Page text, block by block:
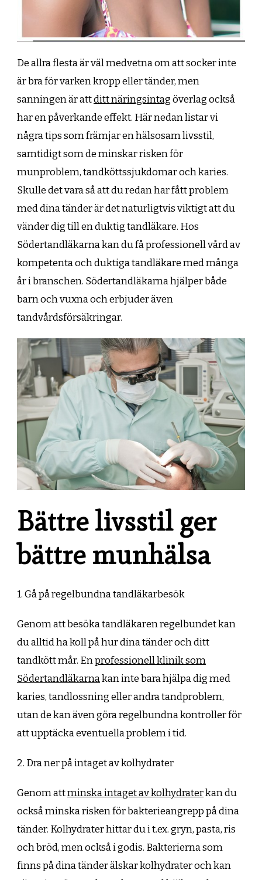
De allra flesta är väl medvetna om att socker inte
är bra för varken kropp eller tänder, men
sanningen är attditt näringsintagöverlag också
har en påverkande effekt. Här nedan listar vi
några tips som främjar en hälsosam livsstil,
samtidigt som de minskar risken för
munproblem, tandköttssjukdomar och karies.
Skulle det vara så att du redan har fått problem
med dina tänder är det naturligtvis viktigt att du
vänder dig till en duktig tandläkare. Hos
Södertandläkarna kan du få professionell vård av
kompetenta och duktiga tandläkare med många
år i branschen. Södertandläkarna hjälper både
barn och vuxna och erbjuder även
tandvårdsförsäkringar.
Bättre livsstil ger
bättre munhälsa
1. Gå på regelbundna tandläkarbesök
Genom att besöka tandläkaren regelbundet kan
du alltid ha koll på hur dina tänder och ditt
tandkött mår. Enprofessionell klinik som
Södertandläkarnakan inte bara hjälpa dig med
karies, tandlossning eller andra tandproblem,
utan de kan även göra regelbundna kontroller för
att upptäcka eventuella problem i tid.
2. Dra ner på intaget av kolhydrater
Genom attminska intaget av kolhydraterkan du
också minska risken för bakterieangrepp på dina
tänder. Kolhydrater hittar du i t.ex. gryn, pasta, ris
och bröd, men också i godis. Bakterierna som
finns på dina tänder älskar kolhydrater och kan